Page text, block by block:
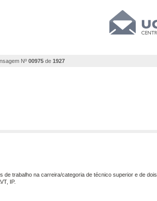
Nº 00975 de 1927
de trabalho na carreira/categoria de técnico superior e de dois
IP.